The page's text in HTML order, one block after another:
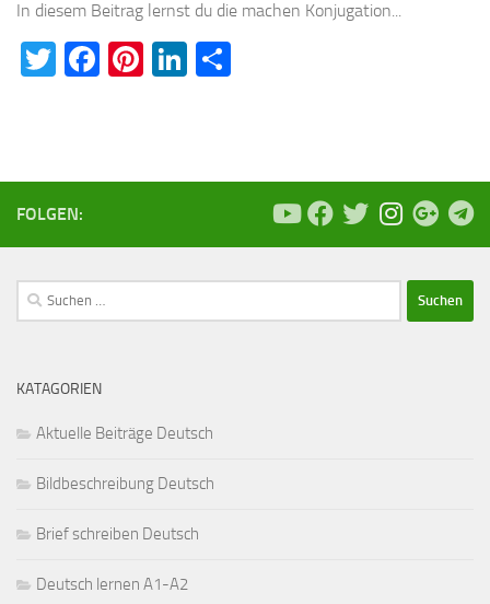
In diesem Beitrag lernst du die machen Konjugation...
Twitter
Facebook
Pinterest
LinkedIn
FOLGEN:
Suchen
nach:
KATAGORIEN
Aktuelle Beiträge Deutsch
Bildbeschreibung Deutsch
Brief schreiben Deutsch
Deutsch lernen A1-A2